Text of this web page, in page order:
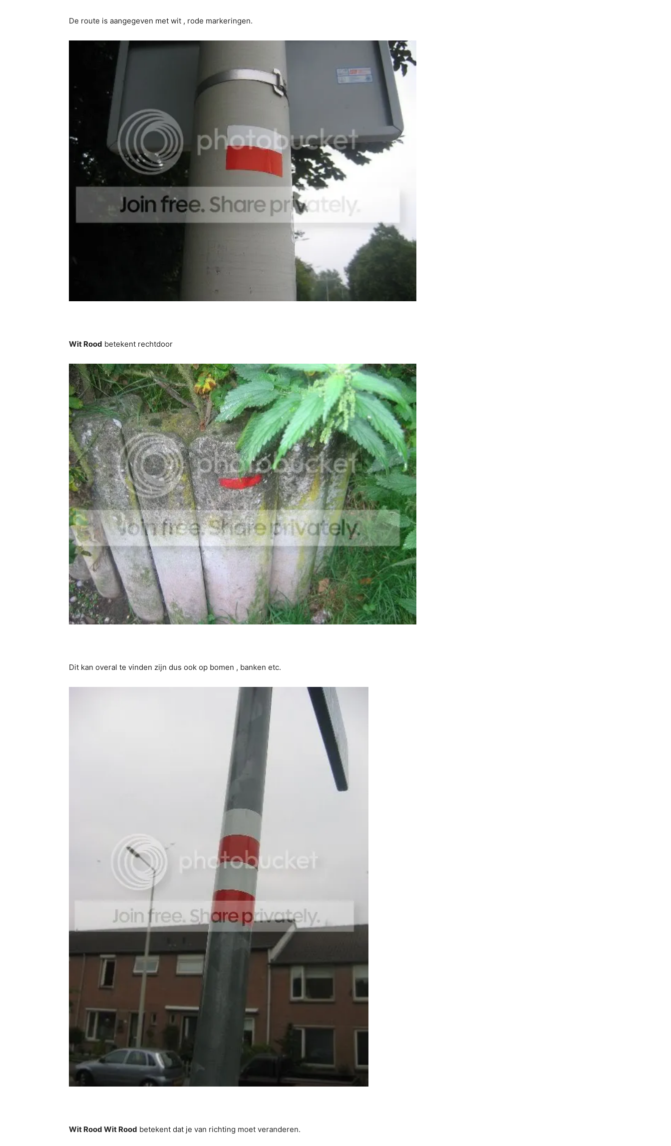
De route is aangegeven met wit , rode markeringen.
Wit Rood betekent rechtdoor
Dit kan overal te vinden zijn dus ook op bomen , banken etc.
Wit Rood Wit Rood betekent dat je van richting moet veranderen.